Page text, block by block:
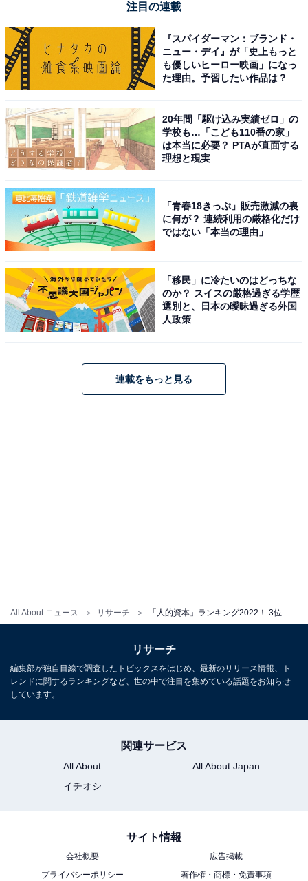
All About ニュース リサーチ
【おすすめ記事】
・
退職者が選ぶ「辞めたけど良い会社」ランキング2022！
・
24卒インターンシップ人気企業ランキング！ 3位 ソニ
ー、2位 楽天、1位は？
大学1〜2年生「就職したい企業・業種」ランキング！
「グーグル」「任天堂」を抑えたTOP2は？
・
ビジネスパーソンに聞いた「働きたい街」ランキング！
3位 新宿、2位 大手町、1位は？
・
海外で低賃金労働者になってしまう日本人、「安いニッ
ポン」の本当の怖さとは
【関連リンク】
2
注目の連載
『スパイダーマン：ブランド・
ニュー・デイ』が「史上もっと
も優しいヒーロー映画」になっ
た理由。予習したい作品は？
20年間「駆け込み実績ゼロ」の
学校も…「こども110番の家」
は本当に必要？ PTAが直面する
理想と現実
「青春18きっぷ」販売激減の裏
に何が？ 連続利用の厳格化だけ
ではない「本当の理由」
「移民」に冷たいのはどっちな
のか？ スイスの厳格過ぎる学歴
選別と、日本の曖昧過ぎる外国
人政策
連載をもっと見る
リサーチ
編集部が独自目線で調査したトピックスをはじめ、最新のリリース情報、ト
レンドに関するランキングなど、世の中で注目を集めている話題をお知らせ
しています。
関連サービス
All About
All About Japan
イチオシ
サイト情報
会社概要
広告掲載
プライバシーポリシー
著作権・商標・免責事項